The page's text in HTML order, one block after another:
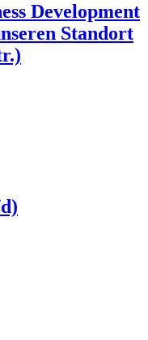
Development
Standort